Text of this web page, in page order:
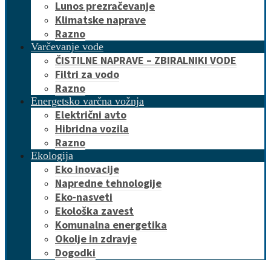
Lunos prezračevanje
Klimatske naprave
Razno
Varčevanje vode
ČISTILNE NAPRAVE – ZBIRALNIKI VODE
Filtri za vodo
Razno
Energetsko varčna vožnja
Električni avto
Hibridna vozila
Razno
Ekologija
Eko inovacije
Napredne tehnologije
Eko-nasveti
Ekološka zavest
Komunalna energetika
Okolje in zdravje
Dogodki